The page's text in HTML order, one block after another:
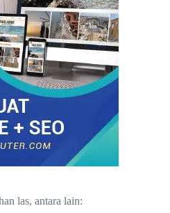
las, antara lain: